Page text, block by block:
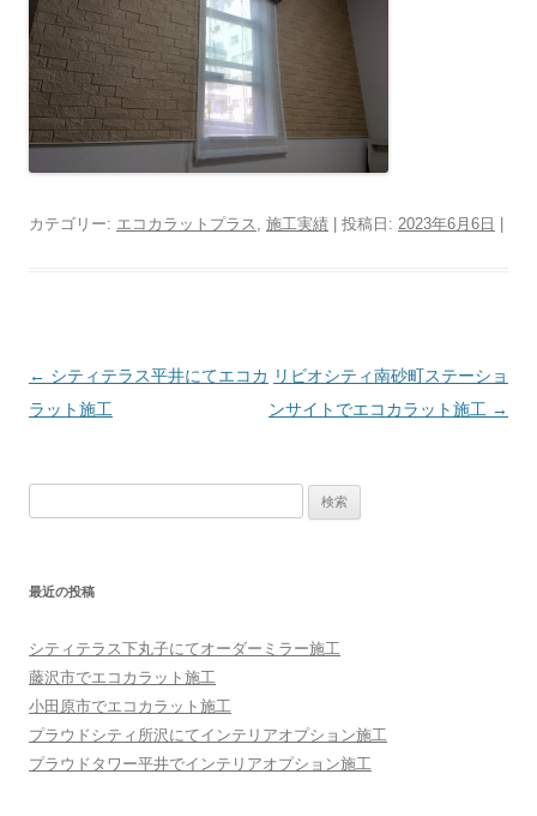
カテゴリー: エコカラットプラス , 施工実績 | 投稿日: 2023年6月6日
投稿ナビゲーション
← シティテラス平井にてエコカ
ラット施工
リビオシティ南砂町ステーショ
ンサイトでエコカラット施工 →
最近の投稿
シティテラス下丸子にてオーダーミラー施工
藤沢市でエコカラット施工
小田原市でエコカラット施工
プラウドシティ所沢にてインテリアオプション施工
プラウドタワー平井でインテリアオプション施工